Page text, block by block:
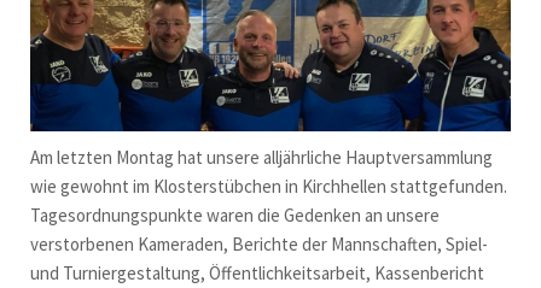
Am letzten Montag hat unsere alljährliche Hauptversammlung
wie gewohnt im Klosterstübchen in Kirchhellen stattgefunden.
Tagesordnungspunkte waren die Gedenken an unsere
verstorbenen Kameraden, Berichte der Mannschaften, Spiel-
und Turniergestaltung, Öffentlichkeitsarbeit, Kassenbericht